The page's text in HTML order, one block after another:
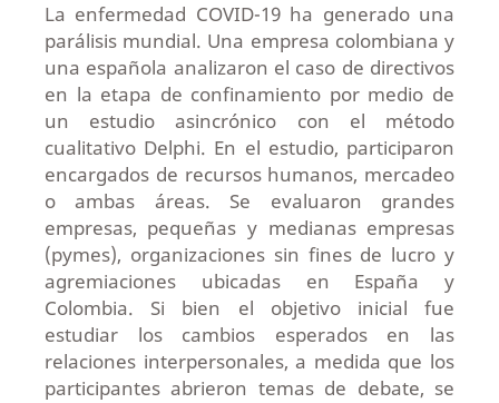
La enfermedad COVID-19 ha generado una
parálisis mundial. Una empresa colombiana y
una española analizaron el caso de directivos
en la etapa de confinamiento por medio de
un estudio asincrónico con el método
cualitativo Delphi. En el estudio, participaron
encargados de recursos humanos, mercadeo
o ambas áreas. Se evaluaron grandes
empresas, pequeñas y medianas empresas
(pymes), organizaciones sin fines de lucro y
agremiaciones ubicadas en España y
Colombia. Si bien el objetivo inicial fue
estudiar los cambios esperados en las
relaciones interpersonales, a medida que los
participantes abrieron temas de debate, se